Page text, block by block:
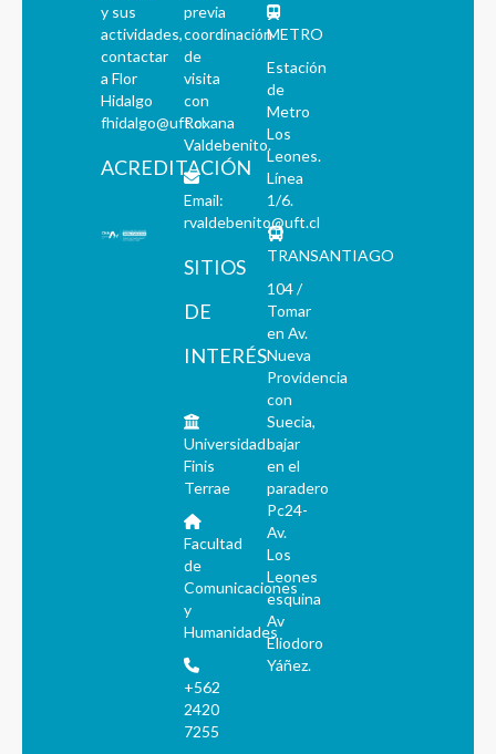
y sus
actividades,
contactar
a Flor
Hidalgo
fhidalgo@uft.cl
ACREDITACIÓN
previa
coordinación
de
visita
con
Roxana
Valdebenito.
Email:
rvaldebenito@uft.cl
SITIOS
DE
INTERÉS
Universidad
Finis
Terrae
Facultad
de
Comunicaciones
y
Humanidades
+562
2420
7255
METRO
Estación
de
Metro
Los
Leones.
Línea
1/6.
TRANSANTIAGO
104 /
Tomar
en Av.
Nueva
Providencia
con
Suecia,
bajar
en el
paradero
Pc24-
Av.
Los
Leones
esquina
Av
Eliodoro
Yáñez.